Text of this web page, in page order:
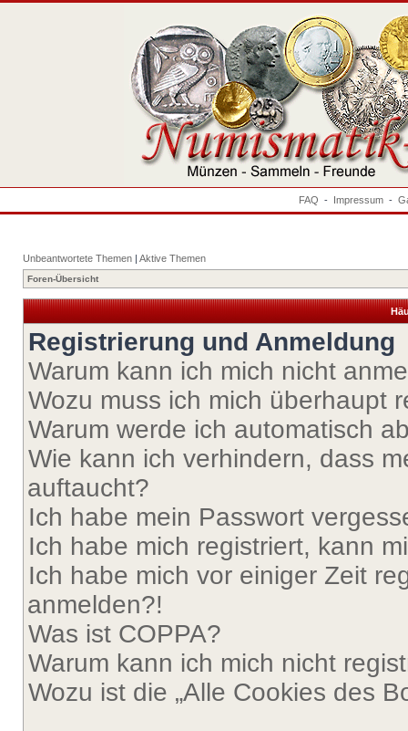
FAQ - Impressum -
Unbeantwortete Themen | Aktive Themen
Foren-Übersicht
Registrierung und Anmeldung
Warum kann ich mich nicht
Wozu muss ich mich überhaupt
Warum werde ich automatisch
Wie kann ich verhindern, dass
auftaucht?
Ich habe mein Passwort
Ich habe mich registriert, kann
Ich habe mich vor einiger Zeit
anmelden?!
Was ist COPPA?
Warum kann ich mich nicht
Wozu ist die „Alle Cookies des